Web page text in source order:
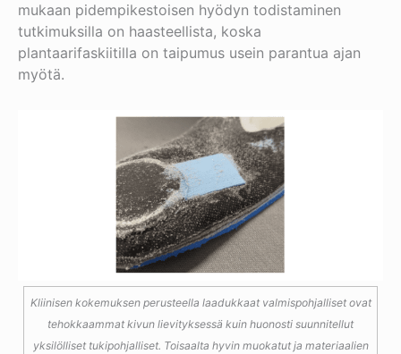
mukaan pidempikestoisen hyödyn todistaminen
tutkimuksilla on haasteellista, koska
plantaarifaskiitilla on taipumus usein parantua ajan
myötä.
Kliinisen kokemuksen perusteella laadukkaat valmispohjalliset ovat
tehokkaammat kivun lievityksessä kuin huonosti suunnitellut
yksilölliset tukipohjalliset. Toisaalta hyvin muokatut ja materiaalien